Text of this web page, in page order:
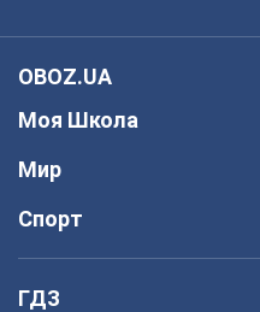
OBOZ.UA
Моя Школа
Мир
Спорт
ГДЗ